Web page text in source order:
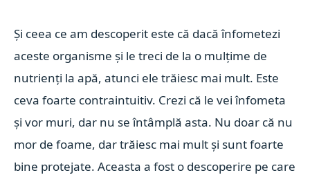
Și ceea ce am descoperit este că dacă înfometezi
aceste organisme și le treci de la o mulțime de
nutrienți la apă, atunci ele trăiesc mai mult. Este
ceva foarte contraintuitiv. Crezi că le vei înfometa
și vor muri, dar nu se întâmplă asta. Nu doar că nu
mor de foame, dar trăiesc mai mult și sunt foarte
bine protejate. Aceasta a fost o descoperire pe care